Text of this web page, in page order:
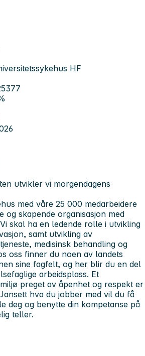
HF
utvikler vi morgendagens
med våre 25 000 medarbeidere
skapende organisasjon med
skal ha en ledende rolle i utvikling
samt utvikling av
medisinsk behandling og
oss finner du noen av landets
sine fagfelt, og her blir du en del
arbeidsplass. Et
preget av åpenhet og respekt er
hva du jobber med vil du få
deg og benytte din kompetanse på
teller.